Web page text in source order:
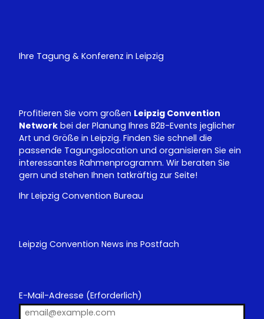
u
b
d
Ihre Tagung & Konferenz in Leipzig
Profitieren Sie vom großen Leipzig Convention
Network bei der Planung Ihres B2B-Events jeglicher
Art und Größe in Leipzig. Finden Sie schnell die
passende Tagungslocation und organisieren Sie ein
interessantes Rahmenprogramm. Wir beraten Sie
gern und stehen Ihnen tatkräftig zur Seite!
Ihr Leipzig Convention Bureau
Leipzig Convention News ins Postfach
E-Mail-Adresse (Erforderlich)